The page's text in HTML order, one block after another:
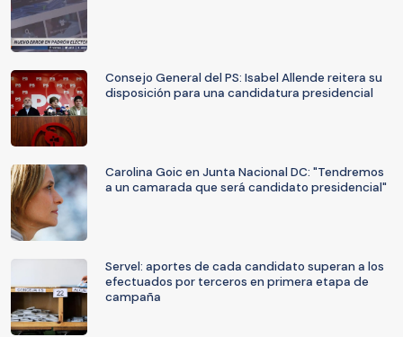
Consejo General del PS: Isabel Allende reitera su
disposición para una candidatura presidencial
Carolina Goic en Junta Nacional DC: "Tendremos
a un camarada que será candidato presidencial"
Servel: aportes de cada candidato superan a los
efectuados por terceros en primera etapa de
campaña